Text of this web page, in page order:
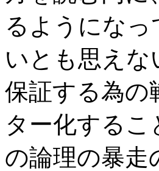
るようにな
いとも思え
保証する為の
ター化する
の論理の暴走